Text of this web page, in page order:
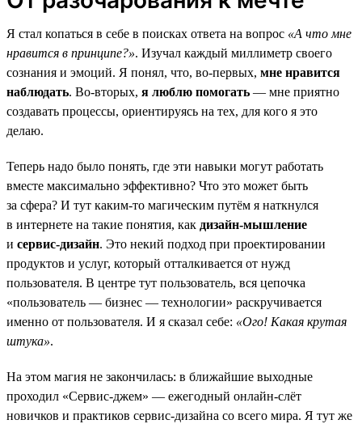
Я стал копаться в себе в поисках ответа на вопрос «А что мне
нравится в принципе?». Изучал каждый миллиметр своего
сознания и эмоций. Я понял, что, во-первых, мне нравится
наблюдать. Во-вторых, я люблю помогать — мне приятно
создавать процессы, ориентируясь на тех, для кого я это
делаю.
Теперь надо было понять, где эти навыки могут работать
вместе максимально эффективно? Что это может быть
за сфера? И тут каким-то магическим путём я наткнулся
в интернете на такие понятия, как дизайн-мышление
и сервис-дизайн. Это некий подход при проектировании
продуктов и услуг, который отталкивается от нужд
пользователя. В центре тут пользователь, вся цепочка
«пользователь — бизнес — технологии» раскручивается
именно от пользователя. И я сказал себе: «Ого! Какая крутая
штука».
На этом магия не закончилась: в ближайшие выходные
проходил «Сервис-джем» — ежегодный онлайн-слёт
новичков и практиков сервис-дизайна со всего мира. Я тут же